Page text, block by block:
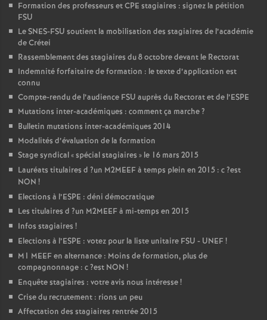
Formation des professeurs etCPE stagiaires : signez la pétition
FSU
LeSNES-FSU soutient la mobilisation des stagiaires de l’académie
de Crétei
Rassemblement des stagiaires du 8 octobre devant le Rectorat
Indemnité forfaitaire de formation : le texte d’application est
connu
Compte-rendu de l’audience FSU auprès du Rectorat et de l’ESPE
Mutations inter-académiques : comment ça marche?
Bulletin mutations inter-académiques 2014
Modalités d’évaluation de la formation
Stage syndical «spécial stagiaires » le 16 mars 2015
Lauréats titulaires d ?un M2MEEFà temps plein en 2015 : c?est
NON !
Elections à l’ESPE : déni démocratique
Les titulaires d ?un M2MEEFà mi-temps en 2015
Infos stagiaires !
Elections à l’ESPE : votez pour la liste unitaire FSU - UNEF!
M1 MEEFen alternance : Moins de formation, plus de
compagnonnage : c?est NON !
Enquête stagiaires : votre avis nous intéresse!
Crise du recrutement : rions un peu
Affectation des stagiaires rentrée 2015